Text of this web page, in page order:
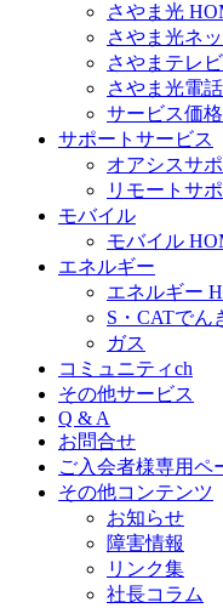
さやま光
さやま光ネッ
さやまテレビ
さやま光電話
サービス価
サポートサービス
オアシスサ
リモートサ
モバイル
モバイル
エネルギー
エネルギー
S・CATでん
ガス
コミュニティch
その他サービス
Q & A
お問合せ
ご入会者様専用ペ
その他コンテンツ
お知らせ
障害情報
リンク集
社長コラム